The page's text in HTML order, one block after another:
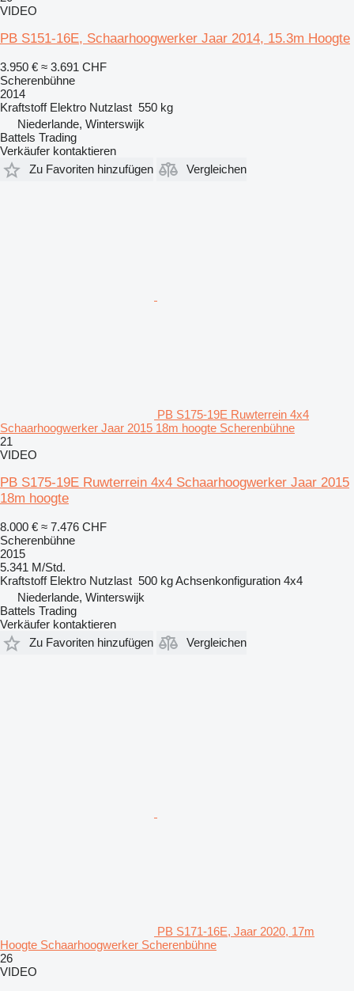
VIDEO
PB S151-16E, Schaarhoogwerker Jaar 2014, 15.3m Hoogte
3.950 € ≈ 3.691 CHF
Scherenbühne
2014
Kraftstoff Elektro Nutzlast 550 kg
Niederlande, Winterswijk
Battels Trading
Verkäufer kontaktieren
Zu Favoriten hinzufügen
Vergleichen
PB S175-19E Ruwterrein 4x4
Schaarhoogwerker Jaar 2015 18m hoogte Scherenbühne
21
VIDEO
PB S175-19E Ruwterrein 4x4 Schaarhoogwerker Jaar 2015
18m hoogte
8.000 € ≈ 7.476 CHF
Scherenbühne
2015
5.341 M/Std.
Kraftstoff Elektro Nutzlast 500 kgAchsenkonfiguration 4x4
Niederlande, Winterswijk
Battels Trading
Verkäufer kontaktieren
Zu Favoriten hinzufügen
Vergleichen
PB S171-16E, Jaar 2020, 17m
Hoogte Schaarhoogwerker Scherenbühne
26
VIDEO